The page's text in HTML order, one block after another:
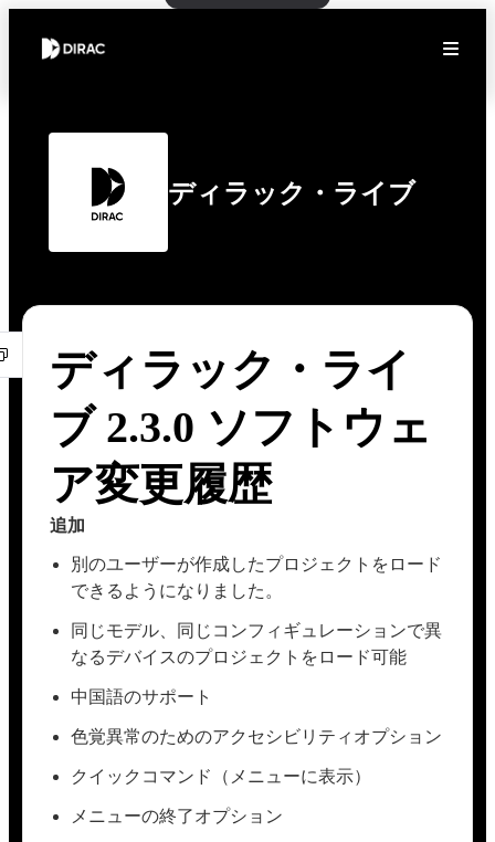
ディラック・ライブ
ディラック・ライ
ブ 2.3.0 ソフトウェ
ア変更履歴
追加
別のユーザーが作成したプロジェクトをロード
できるようになりました。
同じモデル、同じコンフィギュレーションで異
なるデバイスのプロジェクトをロード可能
中国語のサポート
色覚異常のためのアクセシビリティオプション
クイックコマンド（メニューに表示）
メニューの終了オプション